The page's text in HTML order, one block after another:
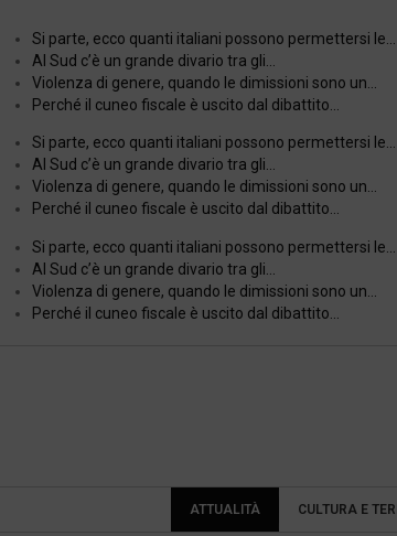
Si parte, ecco quanti italiani possono permettersi le…
Al Sud c’è un grande divario tra gli…
Violenza di genere, quando le dimissioni sono un…
Perché il cuneo fiscale è uscito dal dibattito…
Si parte, ecco quanti italiani possono permettersi le…
Al Sud c’è un grande divario tra gli…
Violenza di genere, quando le dimissioni sono un…
Perché il cuneo fiscale è uscito dal dibattito…
Si parte, ecco quanti italiani possono permettersi le…
Al Sud c’è un grande divario tra gli…
Violenza di genere, quando le dimissioni sono un…
Perché il cuneo fiscale è uscito dal dibattito…
ATTUALITÀ CULTURA E